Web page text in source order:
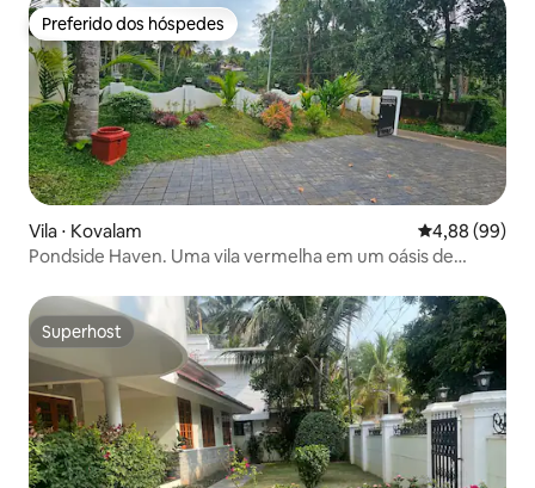
Preferido dos hóspedes
Preferido dos hóspedes
Vila ⋅ Kovalam 4,88 de uma
4,88 (99)
Pondside Haven. Uma vila vermelha em um oásis de
Superhost
Superhost